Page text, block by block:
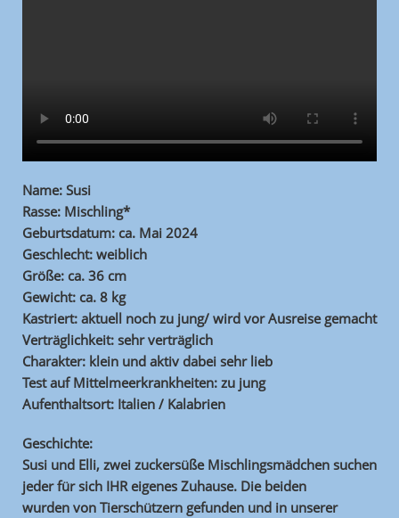
Name: Susi
Rasse: Mischling*
Geburtsdatum: ca. Mai 2024
Geschlecht: weiblich
Größe: ca. 36 cm
Gewicht: ca. 8 kg
Kastriert: aktuell noch zu jung/ wird vor Ausreise gemacht
Verträglichkeit: sehr verträglich
Charakter: klein und aktiv dabei sehr lieb
Test auf Mittelmeerkrankheiten: zu jung
Aufenthaltsort: Italien / Kalabrien
Geschichte:
Susi und Elli, zwei zuckersüße Mischlingsmädchen suchen
jeder für sich IHR eigenes Zuhause. Die beiden
wurden von Tierschützern gefunden und in unserer